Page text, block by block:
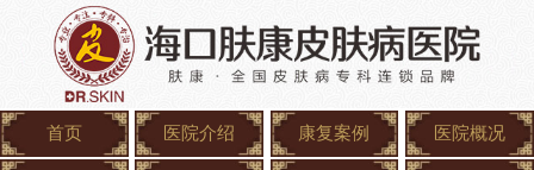
首页 医院介绍 康复案例 医院概况